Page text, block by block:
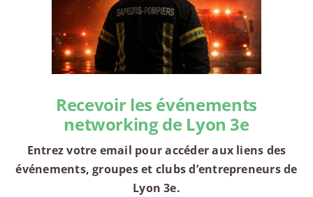
Recevoir les événements
networking de Lyon 3e
Entrez votre email pour accéder aux liens des
événements, groupes et clubs d’entrepreneurs de
Lyon 3e.